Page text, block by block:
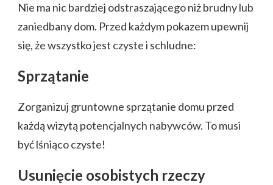
Nie ma nic bardziej odstraszającego niż brudny lub
zaniedbany dom. Przed każdym pokazem upewnij
się, że wszystko jest czyste i schludne:
Sprzątanie
Zorganizuj gruntowne sprzątanie domu przed
każdą wizytą potencjalnych nabywców. To musi
być lśniąco czyste!
Usunięcie osobistych rzeczy